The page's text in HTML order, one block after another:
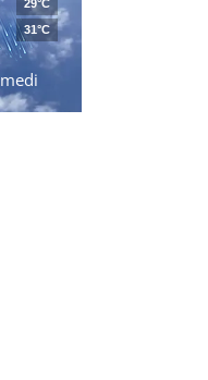
29°C
31°C